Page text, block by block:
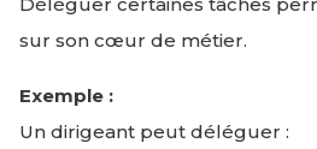
sur son cœur de métier.
Exemple :
Un dirigeant peut déléguer :